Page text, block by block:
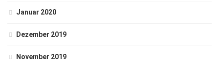
Januar 2020
Dezember 2019
November 2019